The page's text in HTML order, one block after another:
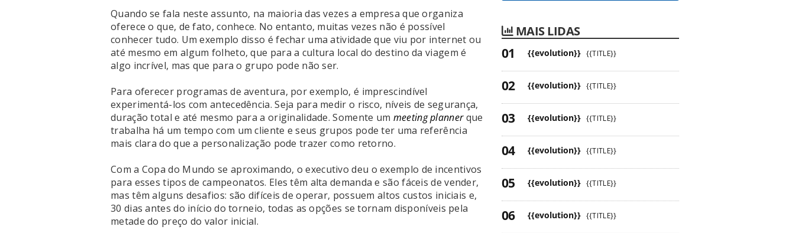
Quando se fala neste assunto, na maioria das vezes a empresa que organiza
oferece o que, de fato, conhece. No entanto, muitas vezes não é possível
conhecer tudo. Um exemplo disso é fechar uma atividade que viu por internet ou
até mesmo em algum folheto, que para a cultura local do destino da viagem é
algo incrível, mas que para o grupo pode não ser.
Para oferecer programas de aventura, por exemplo, é imprescindível
experimentá-los com antecedência. Seja para medir o risco, níveis de segurança,
duração total e até mesmo para a originalidade. Somente um meeting plannerque
trabalha há um tempo com um cliente e seus grupos pode ter uma referência
mais clara do que a personalização pode trazer como retorno.
Com a Copa do Mundo se aproximando, o executivo deu o exemplo de incentivos
para esses tipos de campeonatos. Eles têm alta demanda e são fáceis de vender,
mas têm alguns desafios: são difíceis de operar, possuem altos custos iniciais e,
30 dias antes do início do torneio, todas as opções se tornam disponíveis pela
metade do preço do valor inicial.
MAIS LIDAS
{{evolution}} {{TITLE}}
{{evolution}} {{TITLE}}
{{evolution}} {{TITLE}}
{{evolution}} {{TITLE}}
{{evolution}} {{TITLE}}
{{evolution}} {{TITLE}}